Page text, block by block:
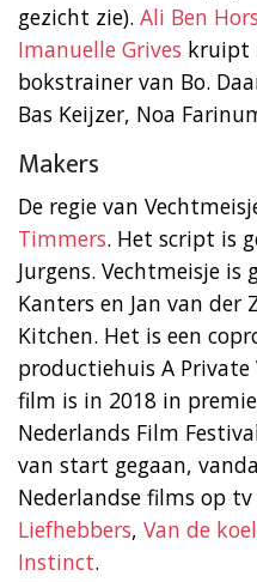
gezicht zie). Ali Ben
Imanuelle Grives kruipt
bokstrainer van Bo.
Bas Keijzer, Noa
Makers
De regie van
Timmers. Het script is
Jurgens. Vechtmeisje is
Kanters en Jan van der
Kitchen. Het is een
productiehuis A Private
film is in 2018 in
Nederlands Film
van start gegaan,
Nederlandse films op
Liefhebbers, Van de
Instinct.